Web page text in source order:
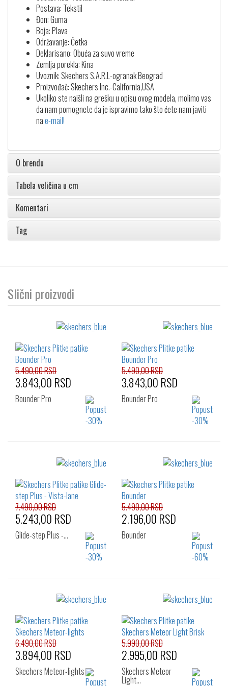
Postava: Tekstil
Đon: Guma
Boja: Plava
Održavanje: Četka
Deklarisano: Obuća za suvo vreme
Zemlja porekla: Kina
Uvoznik: Skechers S.A.R.L-ogranak Beograd
Proizvođač: Skechers Inc.-California,USA
Ukoliko ste naišli na grešku u opisu ovog modela, molimo vas
da nam pomognete da je ispravimo tako što ćete nam javiti
nae-mail!
O brendu
Tabela veličina u cm
Komentari
Tag
Slični proizvodi
Izaberi željeni broj:
30
31 32
5.490,00 RSD
3.843,00 RSD
Bounder Pro
Izaberi željeni broj:
27 28
29
30
33
5.490,00 RSD
3.843,00 RSD
Bounder Pro
Izaberi željeni broj:
7.490,00 RSD
5.243,00 RSD
Glide-step Plus -…
Izaberi željeni broj:
5.490,00 RSD
2.196,00 RSD
Bounder
6.490,00 RSD
3.894,00 RSD
Skechers Meteor-lights
5.990,00 RSD
2.995,00 RSD
Skechers Meteor
Light…